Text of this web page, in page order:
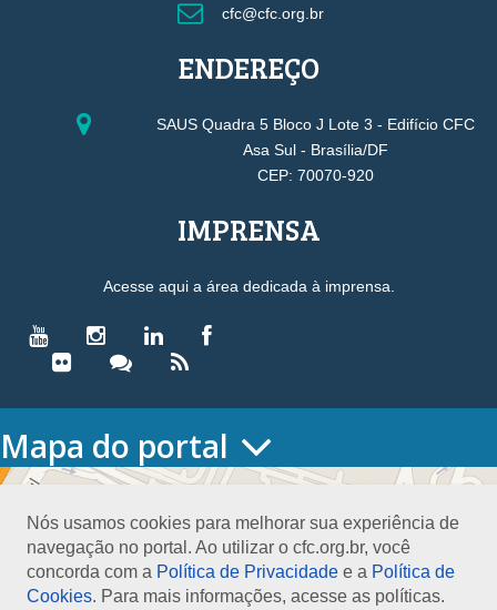
Nós usamos cookies para melhorar sua experiência de
navegação no portal. Ao utilizar o cfc.org.br, você
concorda com a Política de Privacidade e a Política de
Cookies. Para mais informações, acesse as políticas.
cfc@cfc.org.br
ENDEREÇO
SAUS Quadra 5 Bloco J Lote 3 - Edifício CFC
Asa Sul - Brasília/DF
CEP: 70070-920
IMPRENSA
Acesse aqui a área dedicada à imprensa.
Mapa do portal
HOME
Conselho Diretor
Nossa Sede
Planejamento
Organograma